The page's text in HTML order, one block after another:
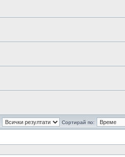
Сортирай по: